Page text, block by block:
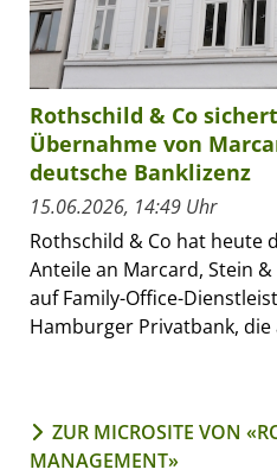
Rothschild & Co
Übernahme von
deutsche Banklizenz
15.06.2026, 14:49 Uhr
Rothschild & Co hat heute
Anteile an Marcard, Stein
auf Family-Office-
Hamburger Privatbank, die
ZUR MICROSITE VON
MANAGEMENT»